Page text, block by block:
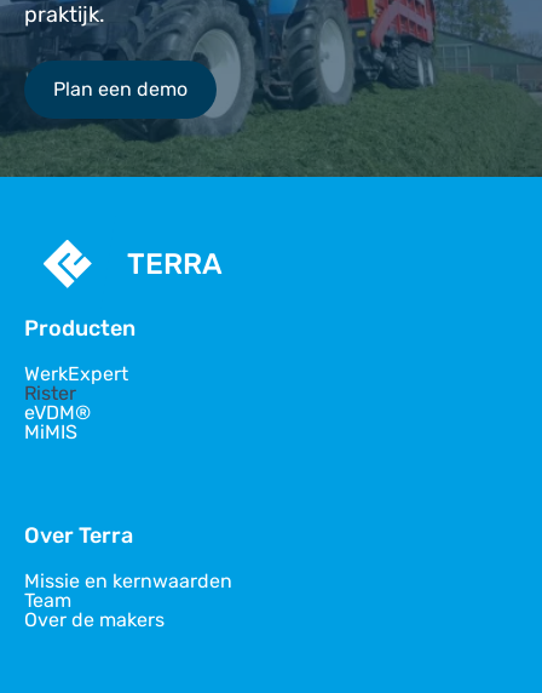
praktijk.
Plan een demo
TERRA
Producten
WerkExpert
Rister
eVDM®
MiMIS
Over Terra
Missie en kernwaarden
Team
Over de makers